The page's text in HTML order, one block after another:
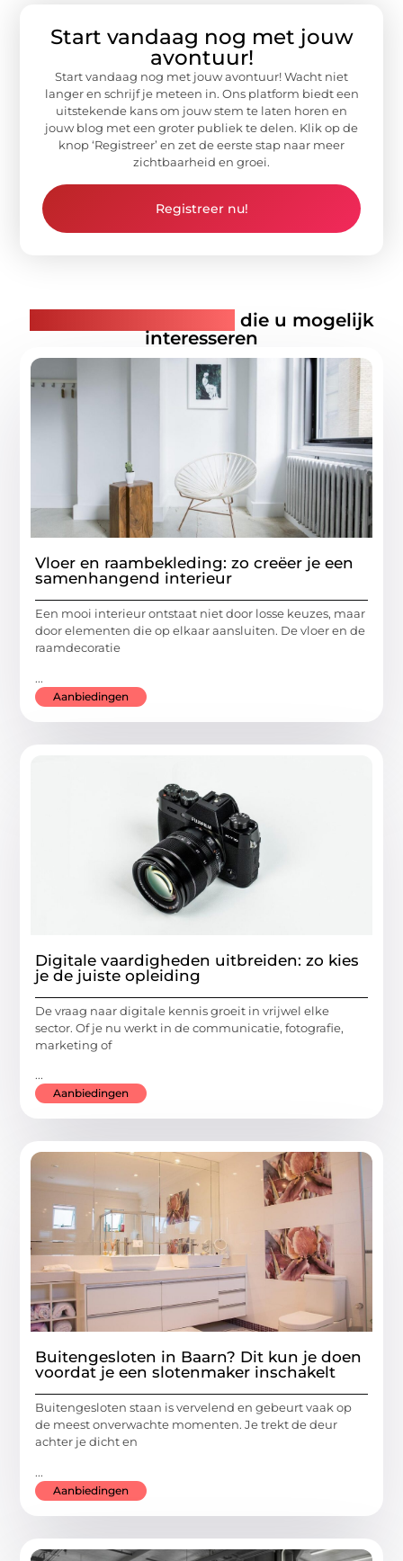
Start vandaag nog met jouw
avontuur!
Start vandaag nog met jouw avontuur! Wacht niet
langer en schrijf je meteen in. Ons platform biedt een
uitstekende kans om jouw stem te laten horen en
jouw blog met een groter publiek te delen. Klik op de
knop ‘Registreer’ en zet de eerste stap naar meer
zichtbaarheid en groei.
Registreer nu!
die u mogelijk
interesseren
Vloer en raambekleding: zo creëer je een
samenhangend interieur
Een mooi interieur ontstaat niet door losse keuzes, maar
door elementen die op elkaar aansluiten. De vloer en de
raamdecoratie
...
Aanbiedingen
Digitale vaardigheden uitbreiden: zo kies
je de juiste opleiding
De vraag naar digitale kennis groeit in vrijwel elke
sector. Of je nu werkt in de communicatie, fotografie,
marketing of
...
Aanbiedingen
Buitengesloten in Baarn? Dit kun je doen
voordat je een slotenmaker inschakelt
Buitengesloten staan is vervelend en gebeurt vaak op
de meest onverwachte momenten. Je trekt de deur
achter je dicht en
...
Aanbiedingen